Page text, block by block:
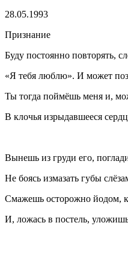
28.05.1993
Признание
Буду постоянно повторять,
«Я тебя люблю». И может
Ты тогда поймёшь меня и,
В клочья изрыдавшееся
Вынешь из груди его,
Не боясь измазать губы
Смажешь осторожно йодом,
И, ложась в постель,